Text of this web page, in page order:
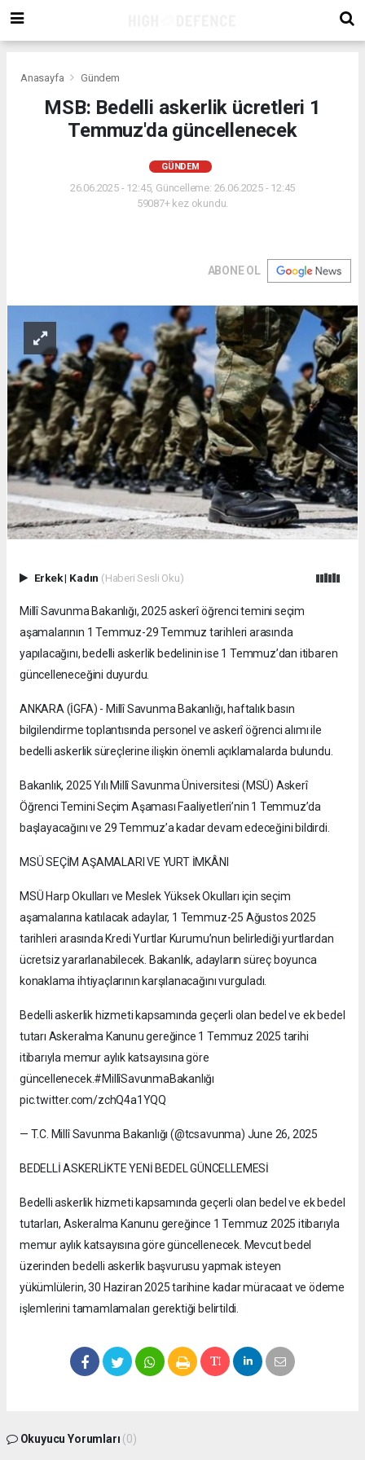
Anasayfa Gündem
MSB: Bedelli askerlik ücretleri 1
Temmuz'da güncellenecek
GÜNDEM
26.06.2025 - 12:45, Güncelleme: 26.06.2025 - 12:45
59087+ kez okundu.
ABONE OL
Erkek| Kadın (Haberi Sesli Oku)
Millî Savunma Bakanlığı, 2025 askerî öğrenci temini seçim
aşamalarının 1 Temmuz-29 Temmuz tarihleri arasında
yapılacağını, bedelli askerlik bedelinin ise 1 Temmuz’dan itibaren
güncelleneceğini duyurdu.
ANKARA (İGFA) - Millî Savunma Bakanlığı, haftalık basın
bilgilendirme toplantısında personel ve askerî öğrenci alımı ile
bedelli askerlik süreçlerine ilişkin önemli açıklamalarda bulundu.
Bakanlık, 2025 Yılı Millî Savunma Üniversitesi (MSÜ) Askerî
Öğrenci Temini Seçim Aşaması Faaliyetleri’nin 1 Temmuz’da
başlayacağını ve 29 Temmuz’a kadar devam edeceğini bildirdi.
MSÜ SEÇİM AŞAMALARI VE YURT İMKÂNI
MSÜ Harp Okulları ve Meslek Yüksek Okulları için seçim
aşamalarına katılacak adaylar, 1 Temmuz-25 Ağustos 2025
tarihleri arasında Kredi Yurtlar Kurumu’nun belirlediği yurtlardan
ücretsiz yararlanabilecek. Bakanlık, adayların süreç boyunca
konaklama ihtiyaçlarının karşılanacağını vurguladı.
Bedelli askerlik hizmeti kapsamında geçerli olan bedel ve ek bedel
tutarı Askeralma Kanunu gereğince 1 Temmuz 2025 tarihi
itibarıyla memur aylık katsayısına göre
güncellenecek.#MillîSavunmaBakanlığı
pic.twitter.com/zchQ4a1YQQ
— T.C. Millî Savunma Bakanlığı (@tcsavunma) June 26, 2025
BEDELLİ ASKERLİKTE YENİ BEDEL GÜNCELLEMESİ
Bedelli askerlik hizmeti kapsamında geçerli olan bedel ve ek bedel
tutarları, Askeralma Kanunu gereğince 1 Temmuz 2025 itibarıyla
memur aylık katsayısına göre güncellenecek. Mevcut bedel
üzerinden bedelli askerlik başvurusu yapmak isteyen
yükümlülerin, 30 Haziran 2025 tarihine kadar müracaat ve ödeme
işlemlerini tamamlamaları gerektiği belirtildi.
Okuyucu Yorumları (0)